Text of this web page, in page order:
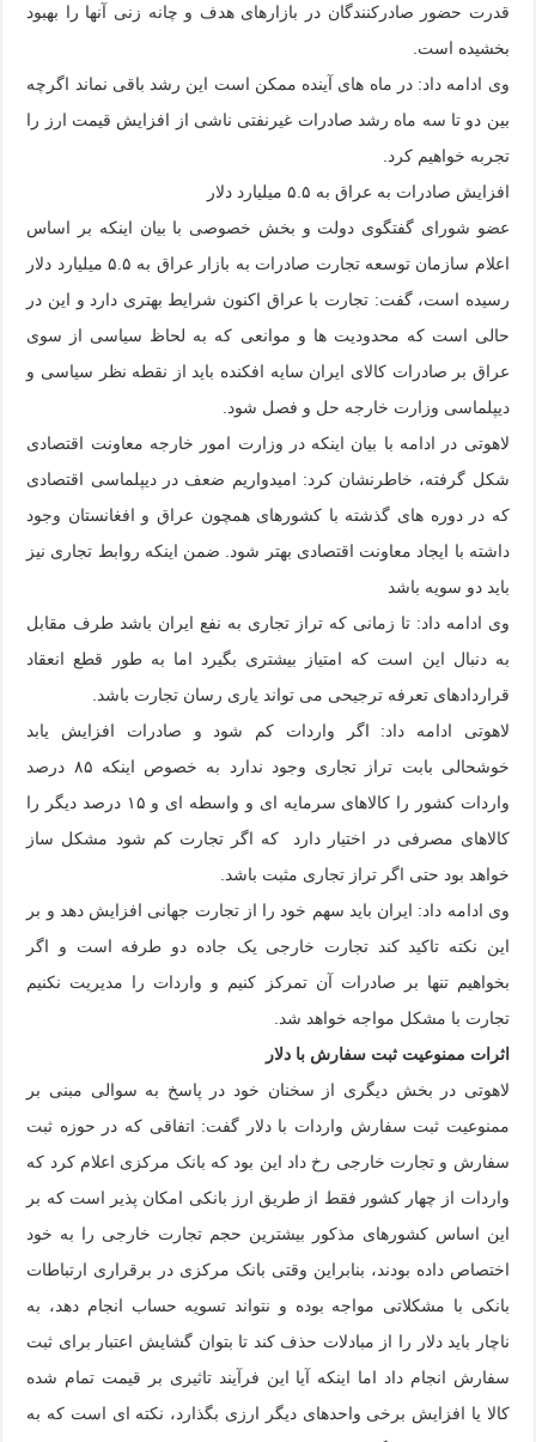
قدرت حضور صادرکنندگان در بازارهای هدف و چانه زنی آنها را بهبود
بخشیده است.
وی ادامه داد: در ماه های آینده ممکن است این رشد باقی نماند اگرچه
بین دو تا سه ماه رشد صادرات غیرنفتی ناشی از افزایش قیمت ارز را
تجربه خواهیم کرد.
افزایش صادرات به عراق به ۵.۵ میلیارد دلار
عضو شورای گفتگوی دولت و بخش خصوصی با بیان اینکه بر اساس
اعلام سازمان توسعه تجارت صادرات به بازار عراق به ۵.۵ میلیارد دلار
رسیده است، گفت: تجارت با عراق اکنون شرایط بهتری دارد و این در
حالی است که محدودیت ها و موانعی که به لحاظ سیاسی از سوی
عراق بر صادرات کالای ایران سایه افکنده باید از نقطه نظر سیاسی و
دیپلماسی وزارت خارجه حل و فصل شود.
لاهوتی در ادامه با بیان اینکه در وزارت امور خارجه معاونت اقتصادی
شکل گرفته، خاطرنشان کرد: امیدواریم ضعف در دیپلماسی اقتصادی
که در دوره های گذشته با کشورهای همچون عراق و افغانستان وجود
داشته با ایجاد معاونت اقتصادی بهتر شود. ضمن اینکه روابط تجاری نیز
باید دو سویه باشد
وی ادامه داد: تا زمانی که تراز تجاری به نفع ایران باشد طرف مقابل
به دنبال این است که امتیاز بیشتری بگیرد اما به طور قطع انعقاد
قراردادهای تعرفه ترجیحی می تواند یاری رسان تجارت باشد.
لاهوتی ادامه داد: اگر واردات کم شود و صادرات افزایش یابد
خوشحالی بابت تراز تجاری وجود ندارد به خصوص اینکه ۸۵ درصد
واردات کشور را کالاهای سرمایه ای و واسطه ای و ۱۵ درصد دیگر را
کالاهای مصرفی در اختیار دارد که اگر تجارت کم شود مشکل ساز
خواهد بود حتی اگر تراز تجاری مثبت باشد.
وی ادامه داد: ایران باید سهم خود را از تجارت جهانی افزایش دهد و بر
این نکته تاکید کند تجارت خارجی یک جاده دو طرفه است و اگر
بخواهیم تنها بر صادرات آن تمرکز کنیم و واردات را مدیریت نکنیم
تجارت با مشکل مواجه خواهد شد.
اثرات ممنوعیت ثبت سفارش با دلار
لاهوتی در بخش دیگری از سخنان خود در پاسخ به سوالی مبنی بر
ممنوعیت ثبت سفارش واردات با دلار گفت: اتفاقی که در حوزه ثبت
سفارش و تجارت خارجی رخ داد این بود که بانک مرکزی اعلام کرد که
واردات از چهار کشور فقط از طریق ارز بانکی امکان پذیر است که بر
این اساس کشورهای مذکور بیشترین حجم تجارت خارجی را به خود
اختصاص داده بودند، بنابراین وقتی بانک مرکزی در برقراری ارتباطات
بانکی با مشکلاتی مواجه بوده و نتواند تسویه حساب انجام دهد، به
ناچار باید دلار را از مبادلات حذف کند تا بتوان گشایش اعتبار برای ثبت
سفارش انجام داد اما اینکه آیا این فرآیند تاثیری بر قیمت تمام شده
کالا یا افزایش برخی واحدهای دیگر ارزی بگذارد، نکته ای است که به